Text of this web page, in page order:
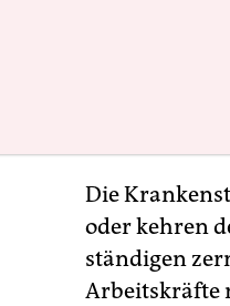
Die
oder kehren
ständigen
Arbeitskräfte